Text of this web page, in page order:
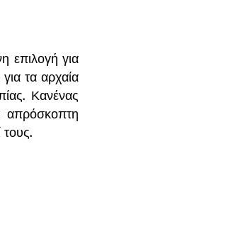
επιλογή για
τα αρχαία
Κανένας
απρόσκοπτη
τους.